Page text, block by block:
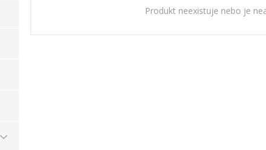
Produkt neexistuje nebo je